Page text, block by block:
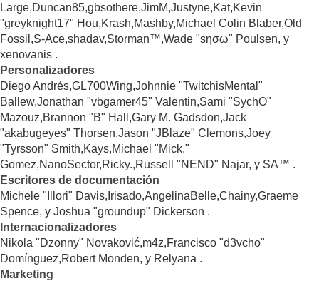
Large,Duncan85,gbsothere,JimM,Justyne,Kat,Kevin
"greyknight17" Hou,Krash,Mashby,Michael Colin Blaber,Old
Fossil,S-Ace,shadav,Storman™,Wade "sησω" Poulsen, y
xenovanis .
Personalizadores
Diego Andrés,GL700Wing,Johnnie "TwitchisMental"
Ballew,Jonathan "vbgamer45" Valentin,Sami "SychO"
Mazouz,Brannon "B" Hall,Gary M. Gadsdon,Jack
"akabugeyes" Thorsen,Jason "JBlaze" Clemons,Joey
"Tyrsson" Smith,Kays,Michael "Mick."
Gomez,NanoSector,Ricky.,Russell "NEND" Najar, y SA™ .
Escritores de documentación
Michele "Illori" Davis,Irisado,AngelinaBelle,Chainy,Graeme
Spence, y Joshua "groundup" Dickerson .
Internacionalizadores
Nikola "Dzonny" Novaković,m4z,Francisco "d3vcho"
Domínguez,Robert Monden, y Relyana .
Marketing